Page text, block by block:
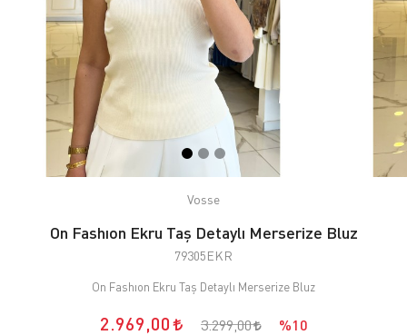
Vosse
On Fashıon Ekru Taş Detaylı Merserize Bluz
79305EKR
On Fashıon Ekru Taş Detaylı Merserize Bluz
2.969,00 3.299,00 %10